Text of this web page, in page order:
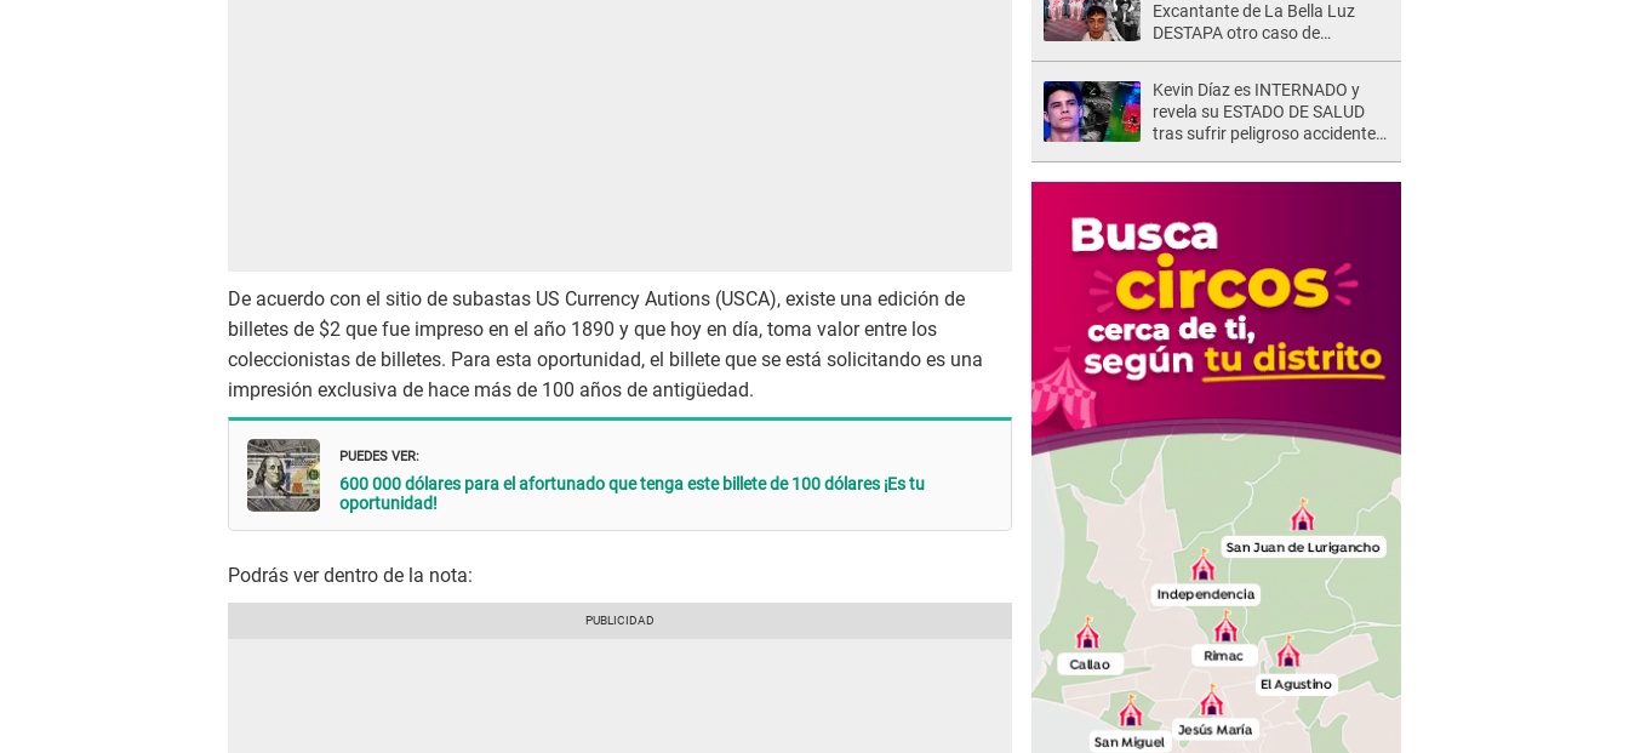
De acuerdo con el sitio de subastas US Currency Autions (USCA), existe una edición de
billetes de $2 que fue impreso en el año 1890 y que hoy en día, toma valor entre los
coleccionistas de billetes. Para esta oportunidad, el billete que se está solicitando es una
impresión exclusiva de hace más de 100 años de antigüedad.
PUEDES VER:
600 000 dólares para el afortunado que tenga este billete de 100 dólares ¡Es tu
oportunidad!
Podrás ver dentro de la nota:
Excantante de La Bella Luz
DESTAPA otro caso de
represalias: "Yo siempre..."
Kevin Díaz es INTERNADO y
revela su ESTADO DE SALUD
tras sufrir peligroso accidente